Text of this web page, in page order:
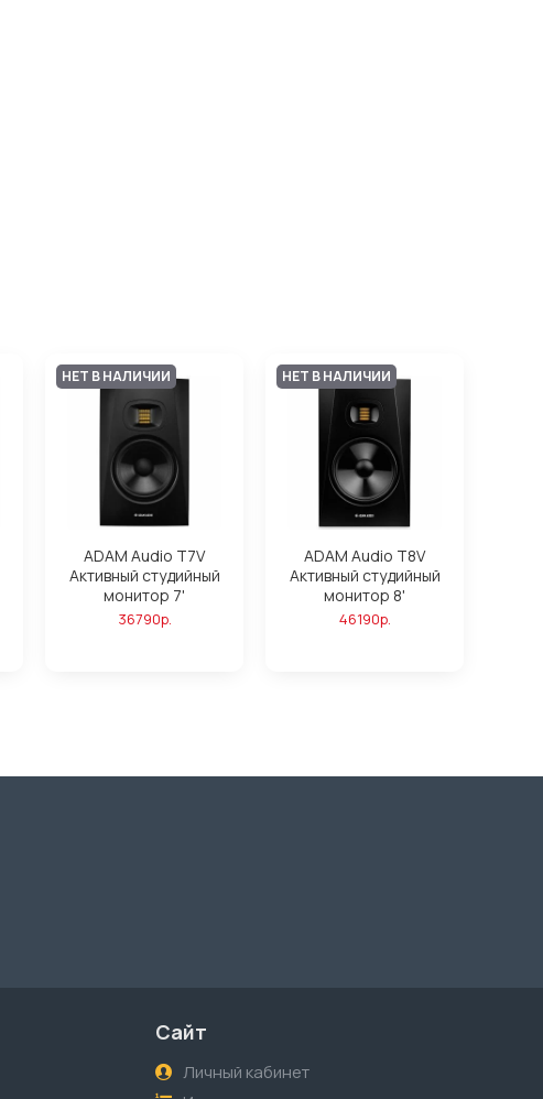
НЕТ В НАЛИЧИИ
ADAM Audio T7V
Активный студийный
монитор 7'
36790р.
НЕТ В НАЛИЧИИ
ADAM Audio T8V
Активный студийный
монитор 8'
46190р.
Сайт
Личный кабинет